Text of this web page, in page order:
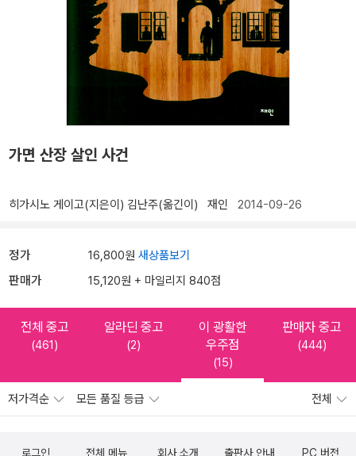
가면 산장 살인 사건
히가시노 게이고(지은이) 김난주(옮긴이) 재인 2014-09-26
정가 16,800원 새상품보기
판매가 15,120원 + 마일리지 840점
전체 중고
(461)
알라딘 중고
(2)
이 광활한
우주점
(15)
판매자 중고
(444)
저가격순 모든 품질 등급 전체
로그인 전체 메뉴 회사 소개 출판사 안내 PC 버전